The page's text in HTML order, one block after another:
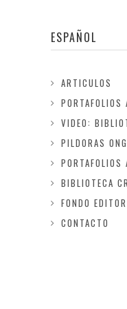
ESPAÑOL
ARTICULOS
PORTAFOLIOS
VIDEO:
PILDORAS ONG
PORTAFOLIOS
BIBLIOTECA
FONDO
CONTACTO